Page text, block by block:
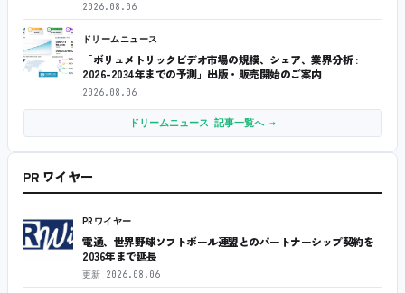
2026.08.06
ドリームニュース
「ボリュメトリックビデオ市場の規模、シェア、業界分析 :
2026-2034年までの予測」出版・販売開始のご案内
2026.08.06
ドリームニュース 記事一覧へ →
PR ワイヤー
PRワイヤー
電通、世界野球ソフトボール連盟とのパートナーシップ契約を
2036年まで延長
更新 2026.08.06